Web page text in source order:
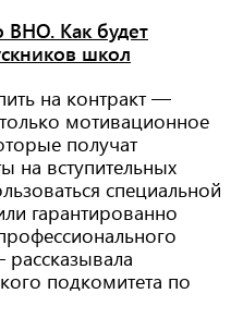
ВНО. Как будет
школ
на контракт —
мотивационное
получат
на вступительных
специальной
гарантированно
подкомитета по